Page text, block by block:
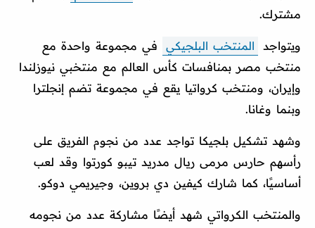
مشترك.
ويتواجد المنتخب البلجيكي
في مجموعة واحدة مع
منتخب مصر بمنافسات كأس العالم مع منتخبي نيوزلندا
وإيران، ومنتخب كرواتيا يقع في مجموعة تضم إنجلترا
وبنما وغانا.
وشهد تشكيل بلجيكا تواجد عدد من نجوم الفريق على
رأسهم حارس مرمى ريال مدريد تيبو كورتوا وقد لعب
أساسيًا، كما شارك كيفين دي بروين، وجيريمي دوكو.
والمنتخب الكرواتي شهد أيضًا مشاركة عدد من نجومه